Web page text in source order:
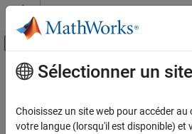
Passer au contenu
Activer/désactiver
Accueil de la documentation
Model-Based Calibration Toolbox
Contenu principal
RemovePoints
Remove all nonfixed design points
Sélectionner un
Choisissez un site web pour accéder
votre langue (lorsqu'il est disponible) et